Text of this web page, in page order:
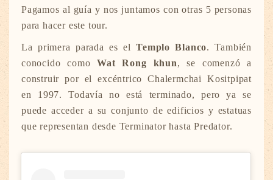
Pagamos al guía y nos juntamos con otras 5 personas
para hacer este tour.
La primera parada es elTemplo Blanco. También
conocido comoWat Rong khun, se comenzó a
construir por el excéntrico Chalermchai Kositpipat
en 1997. Todavía no está terminado, pero ya se
puede acceder a su conjunto de edificios y estatuas
que representan desde Terminator hasta Predator.